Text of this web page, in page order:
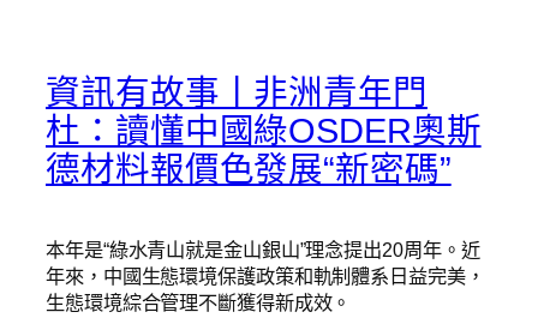
資訊有故事丨非洲青年門
杜：讀懂中國綠OSDER奧斯
德材料報價色發展“新密碼”
本年是“綠水青山就是金山銀山”理念提出20周年。近
年來，中國生態環境保護政策和軌制體系日益完美，
生態環境綜合管理不斷獲得新成效。